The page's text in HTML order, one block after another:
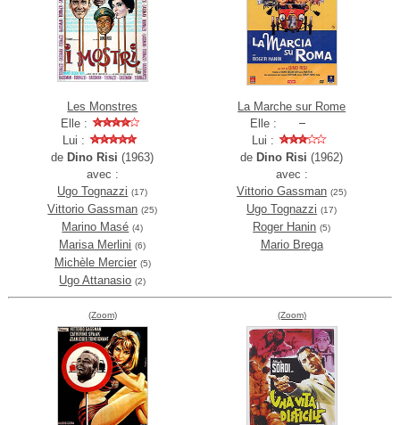
Les Monstres
Elle :
Lui :
de Dino Risi (1963)
avec :
Ugo Tognazzi (17)
Vittorio Gassman (25)
Marino Masé (4)
Marisa Merlini (6)
Michèle Mercier (5)
Ugo Attanasio (2)
La Marche sur Rome
Elle :
Lui :
de Dino Risi (1962)
avec :
Vittorio Gassman (25)
Ugo Tognazzi (17)
Roger Hanin (5)
Mario Brega
(Zoom) (Zoom)